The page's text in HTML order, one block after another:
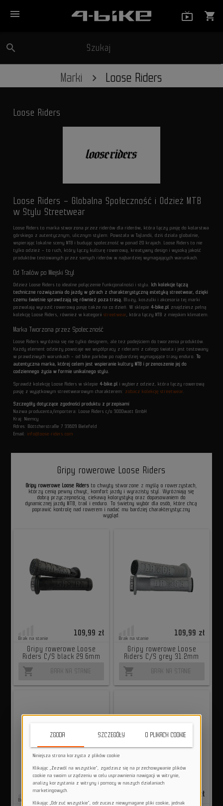
menu shopping_cart
search Szukaj
Marki Loose Riders
Loose Riders
Loose Riders – Globalna Społeczność i Odzież MTB
w Stylu Streetwear
Loose Riders to marka stworzona przez riderów dla riderów, która łączy pasję do kolarstwa
górskiego z autentycznym, ulicznym stylem. Powstała w Tajlandii, dziś działa globalnie,
wspierając lokalne sceny MTB i budując społeczność w ponad 20 krajach. Loose Riders to nie
tylko odzież – to ruch, który łączy kulturę rowerową, kreatywny design i wysoką jakość
produktów testowanych przez samych riderów w najbardziej wymagających warunkach.
Od Trailów po Miejski Styl
Odzież Loose Riders to idealne połączenie funkcjonalności i stylu.
Ich kolekcje łączą
techniczne rozwiązania do jazdy w górach z charakterystyczną estetyką streetwear, dzięki
czemu świetnie sprawdzają się również poza trasą. Bluzy, koszulki i akcesoria tej marki
pozwalają wyrazić rowerową pasję także na co dzień. W sklepie 4-bike.pl znajdziesz pełną
kolekcję Loose Riders, również w kategoriistreetwear, która łączy MTB z miejskim klimatem.
Marka Tworzona przez Społeczność
Loose Riders wyróżnia się nie tylko designem, ale też podejściem do tworzenia produktów.
Każdy element odzieży powstaje we współpracy z riderami z całego świata i jest testowany
w prawdziwych warunkach – od bike parków po najbardziej wymagające trasy enduro.To
autentyczna marka, której celem jest wspieranie kultury MTB i przenoszenie jej do
codziennego życia w formie unikalnego stylu.
Sprawdź kolekcję Loose Riders w sklepie 4-bike.pl i wybierz odzież, która łączy rowerową
pasję z wyjątkowym streetwearowym charakterem: zobacz kolekcję streetwear.
Szczegóły dotyczące zgodności produktu z przepisami
Nazwa producenta/importera: Loose Riders c/o 3000watt GmbH
Kraj: Niemcy
Adres: Böttcherstraße 7 33609 Bielefeld
Email:info@loose-riders.com
Gripy rowerowe Loose Riders
Gripy rowerowe Loose Ridersto chwyty stworzone z myślą o rowerzystach,
którzy cenią pewny chwyt, komfort jazdy i wyrazisty styl. Wyróżniają się
dobrą przyczepnością, ciekawą kolorystyką oraz dopasowaniem do
dynamicznej jazdy MTB, trail i enduro. To świetny wybór dla osób, które chcą
poprawić kontrolę nad rowerem i nadać mu bardziej charakterystyczny
wygląd.
Brak na stanie
109,99 zł
Gripy rowerowe Loose
Riders C/S black 29.6mm
shopping_cart BRAK NA STANIE
Brak na stanie
109,99 zł
Gripy rowerowe Loose
Riders C/S grey 31.2mm
shopping_cart BRAK NA STANIE
Brak na stanie
109,99 zł
ZGODA SZCZEGÓŁY O PLIKACH COOKIE
Niniejsza strona korzysta z plików cookie
Klikając „Zezwól na wszystkie”, zgadzasz się na przechowywanie plików
cookie na swoim urządzeniu w celu usprawnienia nawigacji w witrynie,
analizy korzystania z witryny i pomocy w naszych działaniach
marketingowych.
Klikając „Odrzuć wszystkie”, odrzucasz niewymagane pliki cookie, jednak